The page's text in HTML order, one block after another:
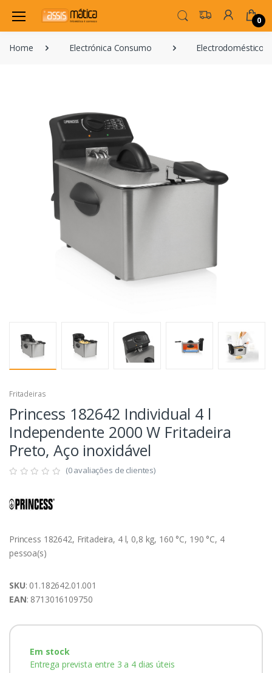
0
Home Electrónica Consumo Electrodomésticos
Fritadeiras
Princess 182642 Individual 4 l
Independente 2000 W Fritadeira
Preto, Aço inoxidável
(0 avaliações de clientes)
Princess 182642, Fritadeira, 4 l, 0,8 kg, 160 °C, 190 °C, 4
pessoa(s)
SKU: 01.182642.01.001
EAN: 8713016109750
Em stock
Entrega prevista entre 3 a 4 dias úteis